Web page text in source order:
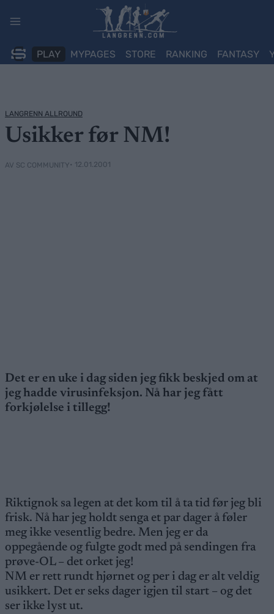
PLAY MYPAGES STORE RANKING FANTASY
LANGRENN ALLROUND
Usikker før NM!
AV SC COMMUNITY• 12.01.2001
Det er en uke i dag siden jeg fikk beskjed om at
jeg hadde virusinfeksjon. Nå har jeg fått
forkjølelse i tillegg!
Riktignok sa legen at det kom til å ta tid før jeg bli
frisk. Nå har jeg holdt senga et par dager å føler
meg ikke vesentlig bedre. Men jeg er da
oppegående og fulgte godt med på sendingen fra
prøve-OL – det orket jeg!
NM er rett rundt hjørnet og per i dag er alt veldig
usikkert. Det er seks dager igjen til start – og det
ser ikke lyst ut.